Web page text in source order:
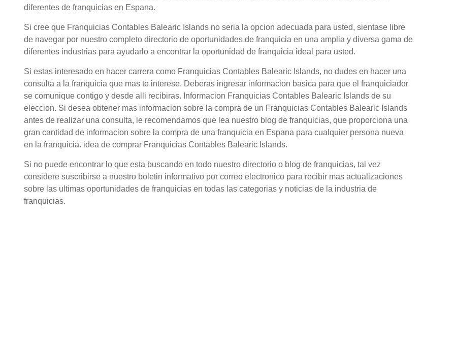
diferentes de franquicias en Espana.
Si cree que Franquicias Contables Balearic Islands no seria la opcion adecuada para usted, sientase libre
de navegar por nuestro completo directorio de oportunidades de franquicia en una amplia y diversa gama de
diferentes industrias para ayudarlo a encontrar la oportunidad de franquicia ideal para usted.
Si estas interesado en hacer carrera como Franquicias Contables Balearic Islands, no dudes en hacer una
consulta a la franquicia que mas te interese. Deberas ingresar informacion basica para que el franquiciador
se comunique contigo y desde alli recibiras. Informacion Franquicias Contables Balearic Islands de su
eleccion. Si desea obtener mas informacion sobre la compra de un Franquicias Contables Balearic Islands
antes de realizar una consulta, le recomendamos que lea nuestro blog de franquicias, que proporciona una
gran cantidad de informacion sobre la compra de una franquicia en Espana para cualquier persona nueva
en la franquicia. idea de comprar Franquicias Contables Balearic Islands.
Si no puede encontrar lo que esta buscando en todo nuestro directorio o blog de franquicias, tal vez
considere suscribirse a nuestro boletin informativo por correo electronico para recibir mas actualizaciones
sobre las ultimas oportunidades de franquicias en todas las categorias y noticias de la industria de
franquicias.